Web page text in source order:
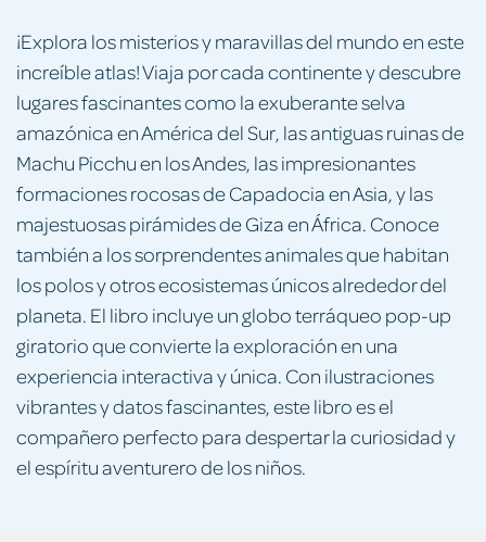
¡Explora los misterios y maravillas del mundo en este
increíble atlas! Viaja por cada continente y descubre
lugares fascinantes como la exuberante selva
amazónica en América del Sur, las antiguas ruinas de
Machu Picchu en los Andes, las impresionantes
formaciones rocosas de Capadocia en Asia, y las
majestuosas pirámides de Giza en África. Conoce
también a los sorprendentes animales que habitan
los polos y otros ecosistemas únicos alrededor del
planeta. El libro incluye un globo terráqueo pop-up
giratorio que convierte la exploración en una
experiencia interactiva y única. Con ilustraciones
vibrantes y datos fascinantes, este libro es el
compañero perfecto para despertar la curiosidad y
el espíritu aventurero de los niños.